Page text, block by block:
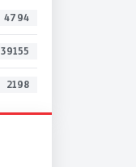
4794
39155
2198